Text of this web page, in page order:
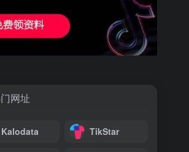
网址
Kalodata TikStar